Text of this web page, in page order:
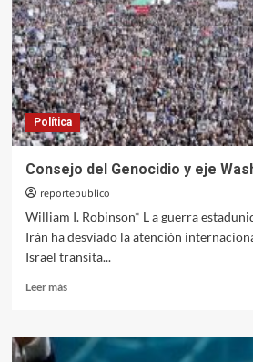
Política
Consejo del Genocidio y eje
reportepublico
William I. Robinson* L a guerra
Irán ha desviado la atención
Israel transita...
Leer másLeer
Consejo
del